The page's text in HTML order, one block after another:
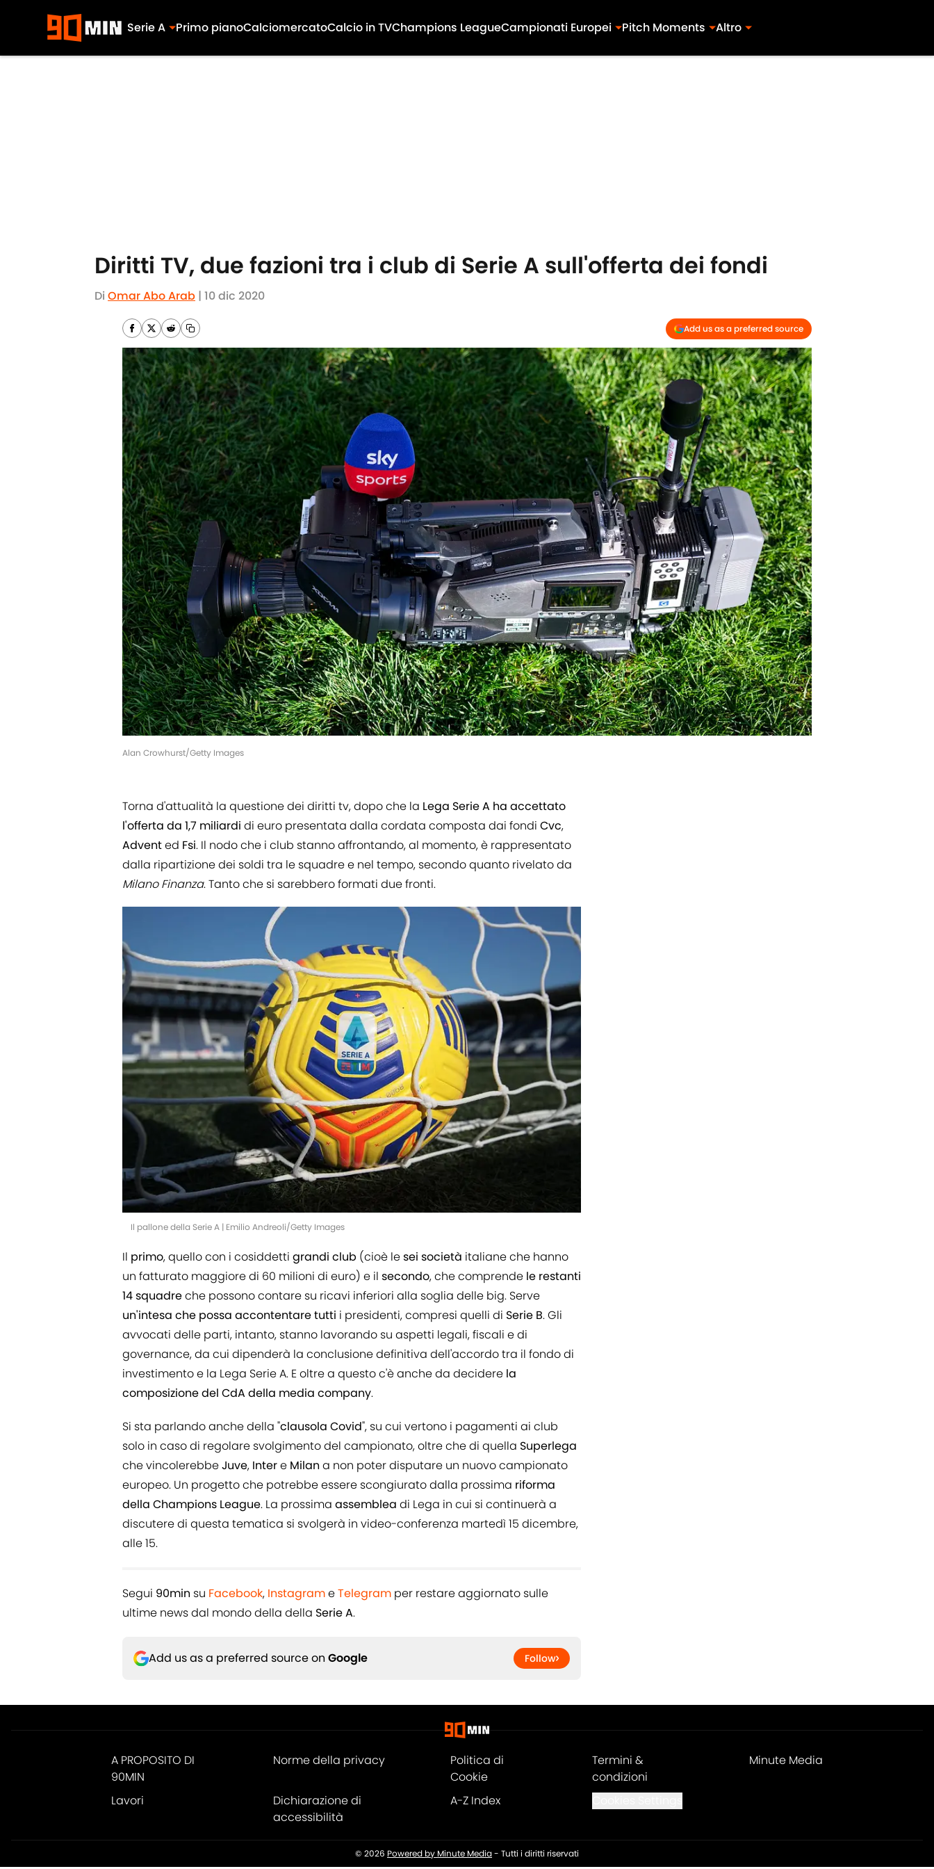
Serie A Primo pianoCalciomercatoCalcio in TVChampions LeagueCampionati Europei Pitch Moments Altro
Diritti TV, due fazioni tra i club di Serie A sull'offerta dei fondi
Di Omar Abo Arab | 10 dic 2020
Add us as a preferred source
Alan Crowhurst/Getty Images
Torna d'attualità la questione dei diritti tv, dopo che la Lega Serie A ha accettato
l'offerta da 1,7 miliardi di euro presentata dalla cordata composta dai fondi Cvc,
Advented Fsi. Il nodo che i club stanno affrontando, al momento, è rappresentato
dalla ripartizione dei soldi tra le squadre e nel tempo, secondo quanto rivelato da
Milano Finanza. Tanto che si sarebbero formati due fronti.
Il pallone della Serie A | Emilio Andreoli/Getty Images
Il primo, quello con i cosiddetti grandi club (cioè lesei società italiane che hanno
un fatturato maggiore di 60 milioni di euro) e il secondo, che comprende le restanti
14 squadreche possono contare su ricavi inferiori alla soglia delle big. Serve
un'intesa che possa accontentaretutti i presidenti, compresi quelli di Serie B. Gli
avvocati delle parti, intanto, stanno lavorando su aspetti legali, fiscali e di
governance, da cui dipenderà la conclusione definitiva dell'accordo tra il fondo di
investimento e la Lega Serie A. E oltre a questo c'è anche da decidere la
composizione del CdA della media company.
Si sta parlando anche della "clausola Covid", su cui vertono i pagamenti ai club
solo in caso di regolare svolgimento del campionato, oltre che di quella Superlega
che vincolerebbeJuve, Intere Milan a non poter disputare un nuovo campionato
europeo. Un progetto che potrebbe essere scongiurato dalla prossima riforma
della Champions League. La prossima assemblea di Lega in cui si continuerà a
discutere di questa tematica si svolgerà in video-conferenza martedì 15 dicembre,
alle 15.
Segui 90min su Facebook, InstagrameTelegram per restare aggiornato sulle
ultime news dal mondo della della Serie A.
Add us as a preferred source on Google Follow
A PROPOSITO DI
90MIN
Norme della privacy
Politica di
Cookie
Termini &
condizioni
Minute Media
Lavori
Dichiarazione di
accessibilità
A-Z Index
© 2026 Powered by Minute Media- Tutti i diritti riservati